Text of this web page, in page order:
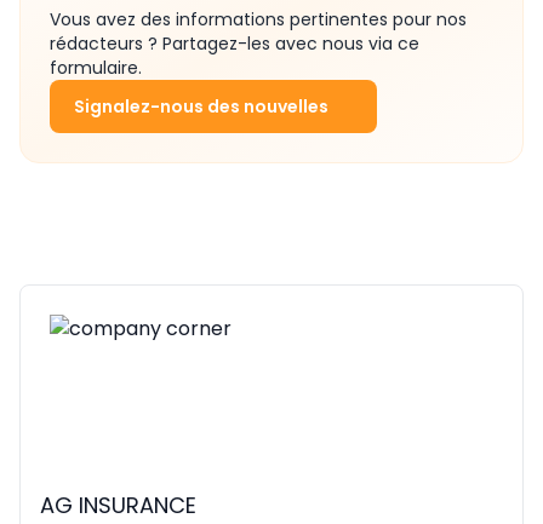
Vous avez des informations pertinentes pour nos
rédacteurs ? Partagez-les avec nous via ce
formulaire.
Signalez-nous des nouvelles
AG INSURANCE